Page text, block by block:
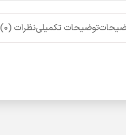
توضیحات تکمیلینظرات (0)